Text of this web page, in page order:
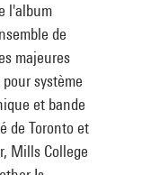
l'album
de
majeures
système
et bande
de Toronto et
Mills College